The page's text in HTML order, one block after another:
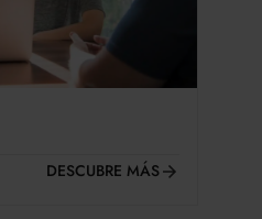
DESCUBRE MÁS